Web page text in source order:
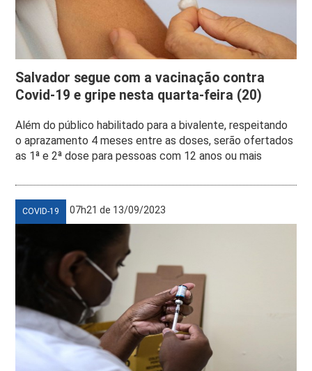
Salvador segue com a vacinação contra
Covid-19 e gripe nesta quarta-feira (20)
Além do público habilitado para a bivalente, respeitando
o aprazamento 4 meses entre as doses, serão ofertados
as 1ª e 2ª dose para pessoas com 12 anos ou mais
COVID-19 07h21 de 13/09/2023